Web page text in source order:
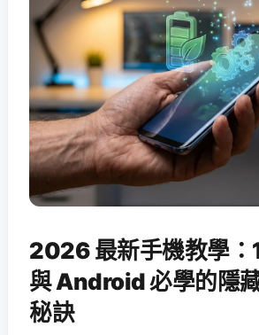
2026 最新手機教學
與 Android 必學的隱
秘訣